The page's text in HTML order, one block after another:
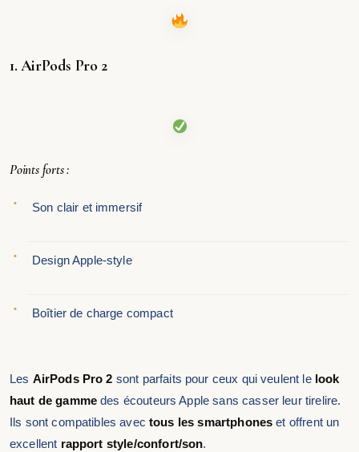
1. AirPods Pro 2
Points forts :
Son clair et immersif
Design Apple-style
Boîtier de charge compact
Les AirPods Pro 2 sont parfaits pour ceux qui veulent le look
haut de gamme des écouteurs Apple sans casser leur tirelire.
Ils sont compatibles avectous les smartphones et offrent un
excellent rapport style/confort/son.